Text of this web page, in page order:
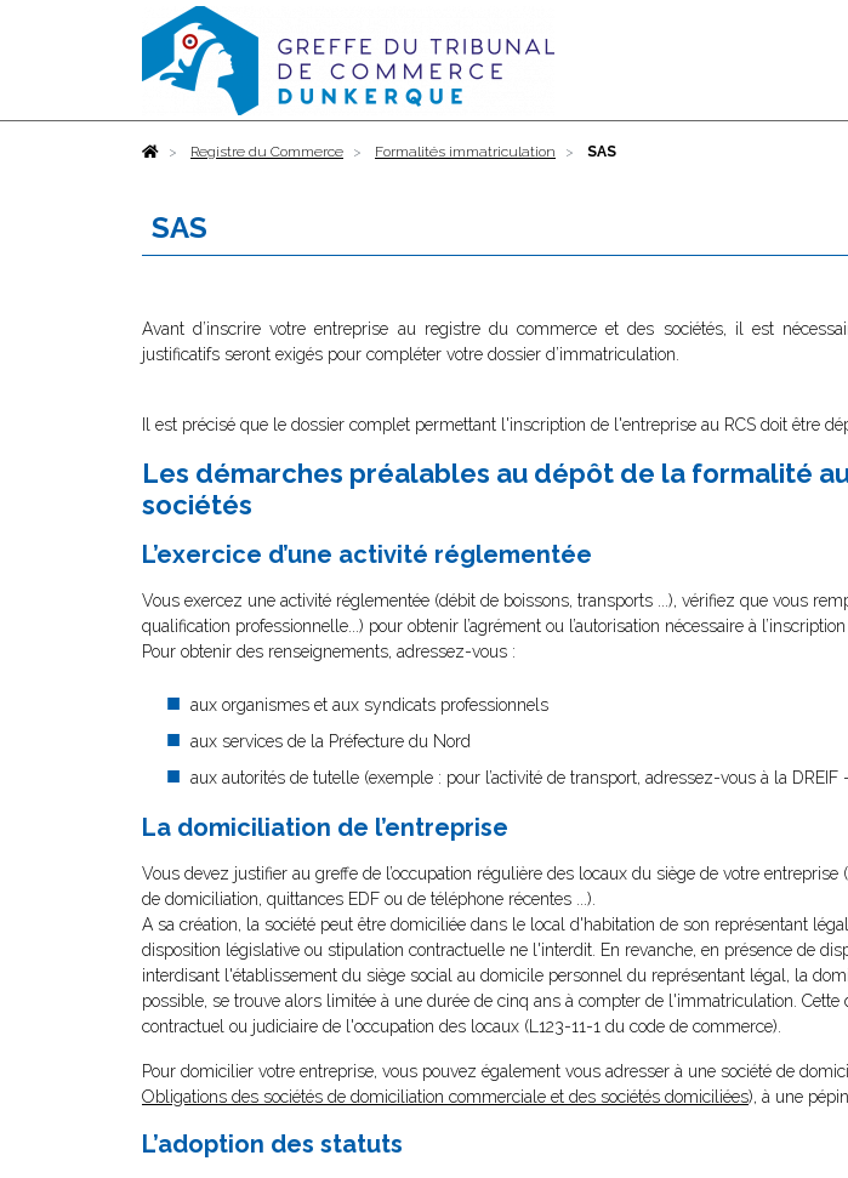
AccueilRegistre du Commerce Formalités immatriculation SAS
SAS
Avant d’inscrire votre entreprise au registre du commerce et des sociétés, il est
justificatifs seront exigés pour compléter votre dossier d’immatriculation.
Il est précisé que le dossier complet permettant l'inscription de l'entreprise au RCS doit être
Les démarches préalables au dépôt de la formalité
sociétés
L’exercice d’une activité réglementée
Vous exercez une activité réglementée (débit de boissons, transports ...), vérifiez que vous
qualification professionnelle...) pour obtenir l’agrément ou l’autorisation nécessaire à
Pour obtenir des renseignements, adressez-vous :
aux organismes et aux syndicats professionnels
aux services de la Préfecture du Nord
aux autorités de tutelle (exemple : pour l’activité de transport, adressez-vous à la DREIF
La domiciliation de l’entreprise
Vous devez justifier au greffe de l’occupation régulière des locaux du siège de votre
de domiciliation, quittances EDF ou de téléphone récentes ...).
A sa création, la société peut être domiciliée dans le local d'habitation de son représentant
disposition législative ou stipulation contractuelle ne l'interdit. En revanche, en présence de
interdisant l'établissement du siège social au domicile personnel du représentant légal, la
possible, se trouve alors limitée à une durée de cinq ans à compter de l'immatriculation.
contractuel ou judiciaire de l'occupation des locaux (L123-11-1 du code de commerce).
Pour domicilier votre entreprise, vous pouvez également vous adresser à une société de
Obligations des sociétés de domiciliation commerciale et des sociétés domiciliées), à une
L’adoption des statuts